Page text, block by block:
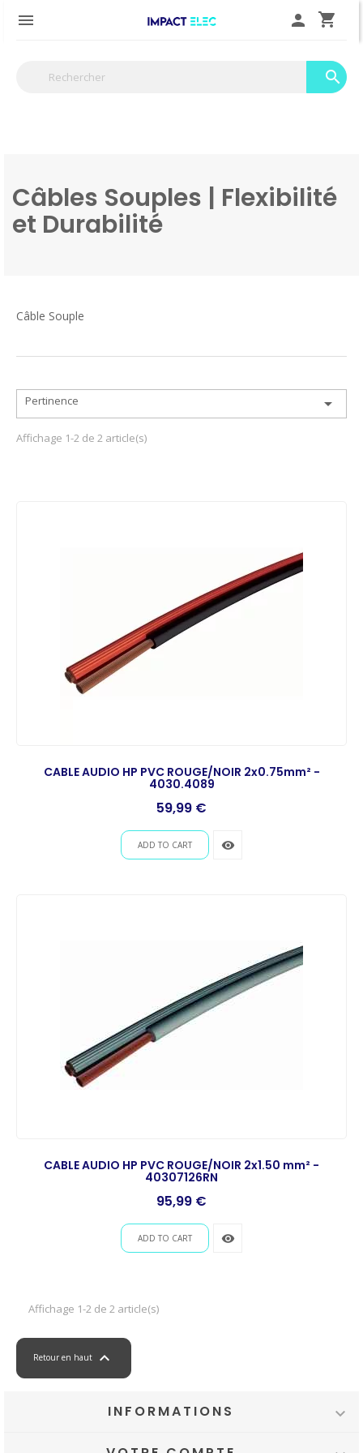
 shopping_cart
person
search
Câbles Souples | Flexibilité
et Durabilité
Câble Souple
Pertinence 
Affichage 1-2 de 2 article(s)
CABLE AUDIO HP PVC ROUGE/NOIR 2x0.75mm² -
4030.4089
Prix
59,99 €
ADD TO CART remove_red_eye
CABLE AUDIO HP PVC ROUGE/NOIR 2x1.50 mm² -
40307126RN
Prix
95,99 €
ADD TO CART remove_red_eye
Affichage 1-2 de 2 article(s)
Retour en haut 
INFORMATIONS 